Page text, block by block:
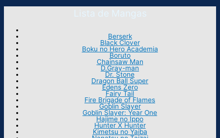
Lista de Mangas
Berserk
Black Clover
Boku no Hero Academia
Boruto
Chainsaw Man
D.Gray-man
Dr. Stone
Dragon Ball Super
Edens Zero
Fairy Tail
Fire Brigade of Flames
Goblin Slayer
Goblin Slayer: Year One
Hajime no Ippo
Hunter X Hunter
Kimetsu no Yaiba